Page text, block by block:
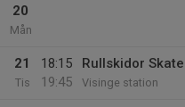
20
Mån
21
Tis
18:15
19:45
Rullskidor Skate
Visinge station